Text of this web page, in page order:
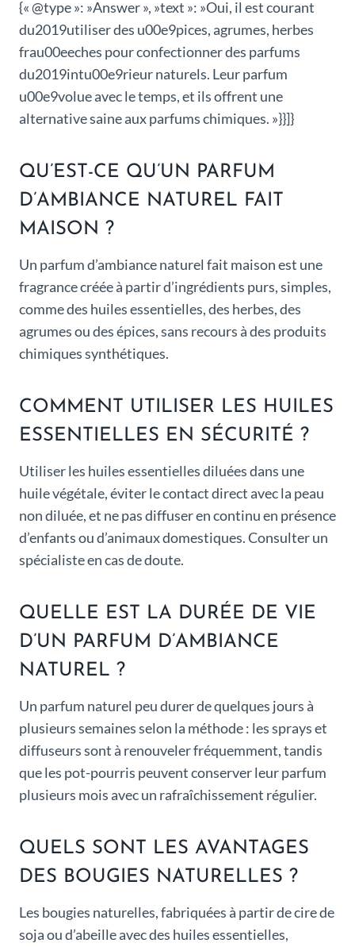
{« @type »: »Answer », »text »: »Oui, il est courant
du2019utiliser des u00e9pices, agrumes, herbes
frau00eeches pour confectionner des parfums
du2019intu00e9rieur naturels. Leur parfum
u00e9volue avec le temps, et ils offrent une
alternative saine aux parfums chimiques. »}}]}
QU’EST-CE QU’UN PARFUM
D’AMBIANCE NATUREL FAIT
MAISON ?
Un parfum d’ambiance naturel fait maison est une
fragrance créée à partir d’ingrédients purs, simples,
comme des huiles essentielles, des herbes, des
agrumes ou des épices, sans recours à des produits
chimiques synthétiques.
COMMENT UTILISER LES HUILES
ESSENTIELLES EN SÉCURITÉ ?
Utiliser les huiles essentielles diluées dans une
huile végétale, éviter le contact direct avec la peau
non diluée, et ne pas diffuser en continu en présence
d’enfants ou d’animaux domestiques. Consulter un
spécialiste en cas de doute.
QUELLE EST LA DURÉE DE VIE
D’UN PARFUM D’AMBIANCE
NATUREL ?
Un parfum naturel peu durer de quelques jours à
plusieurs semaines selon la méthode : les sprays et
diffuseurs sont à renouveler fréquemment, tandis
que les pot-pourris peuvent conserver leur parfum
plusieurs mois avec un rafraîchissement régulier.
QUELS SONT LES AVANTAGES
DES BOUGIES NATURELLES ?
Les bougies naturelles, fabriquées à partir de cire de
soja ou d’abeille avec des huiles essentielles,